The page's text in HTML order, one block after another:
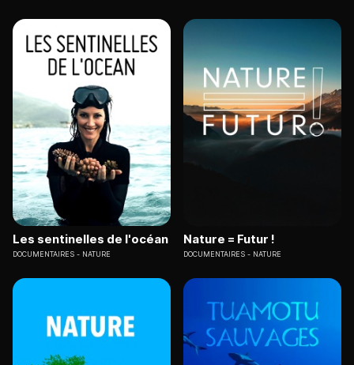
Les sentinelles de l'océan
DOCUMENTAIRES NATURE
Nature = Futur !
DOCUMENTAIRES NATURE